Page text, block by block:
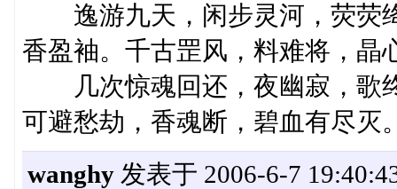
逸游九天，闲步灵河，荧荧
香盈袖。千古罡风，料难将，晶
几次惊魂回还，夜幽寂，歌
可避愁劫，香魂断，碧血有尽灭
wanghy发表于 2006-6-7